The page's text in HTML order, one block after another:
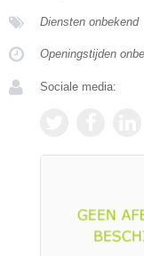
Diensten onbekend
Openingstijden
Sociale media: